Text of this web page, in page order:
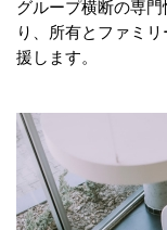
グループ横断の専
り、所有とファミ
援します。